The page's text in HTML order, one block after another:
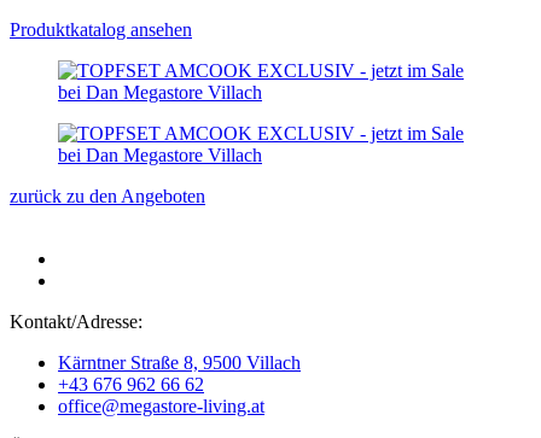
Produktkatalog ansehen
zurück zu den Angeboten
Kontakt/Adresse:
Kärntner Straße 8, 9500 Villach
+43 676 962 66 62
office@megastore-living.at